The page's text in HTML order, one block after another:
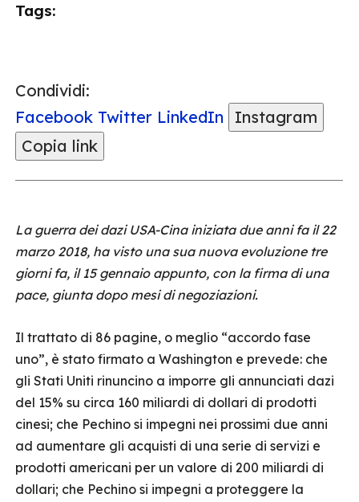
Tags:
Condividi:
Facebook Twitter LinkedIn
Instagram
Copia link
La guerra dei dazi USA-Cina iniziata due anni fa il 22
marzo 2018, ha visto una sua nuova evoluzione tre
giorni fa, il 15 gennaio appunto, con la firma di una
pace, giunta dopo mesi di negoziazioni.
Il trattato di 86 pagine, o meglio “accordo fase
uno”, è stato firmato a Washington e prevede: che
gli Stati Uniti rinuncino a imporre gli annunciati dazi
del 15% su circa 160 miliardi di dollari di prodotti
cinesi; che Pechino si impegni nei prossimi due anni
ad aumentare gli acquisti di una serie di servizi e
prodotti americani per un valore di 200 miliardi di
dollari; che Pechino si impegni a proteggere la